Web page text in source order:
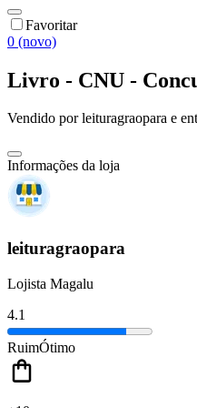
Favoritar
0 (novo)
Livro - CNU -
Vendido porleituragraopara e
Informações da loja
leituragraopara
Lojista Magalu
4.1
RuimÓtimo